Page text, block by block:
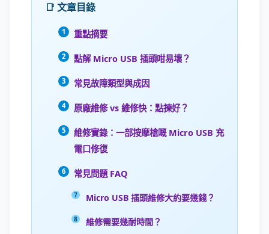
📑 文章目錄
重點摘要
點解 Micro USB 插頭咁易壞？
常見故障類型與成因
原廠維修 vs 維修快：點揀好？
維修實錄：一部按摩槍嘅 Micro USB 充
電口修復
常見問題 FAQ
Micro USB 插頭維修大約要幾錢？
維修需要幾耐時間？